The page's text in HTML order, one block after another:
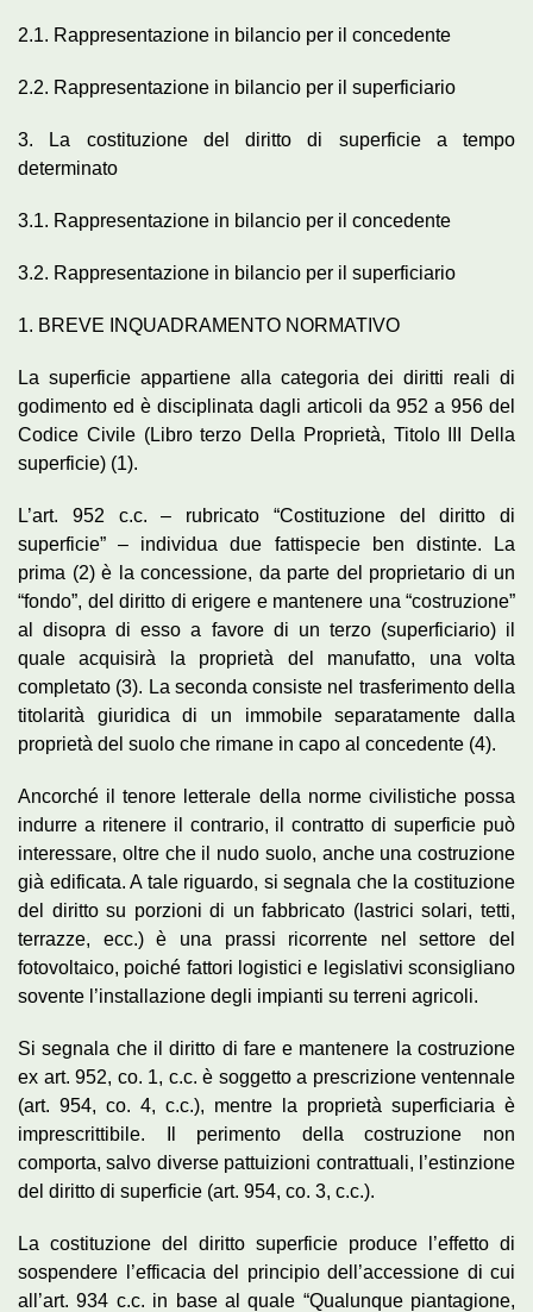
2.1. Rappresentazione in bilancio per il concedente
2.2. Rappresentazione in bilancio per il superficiario
3. La costituzione del diritto di superficie a tempo
determinato
3.1. Rappresentazione in bilancio per il concedente
3.2. Rappresentazione in bilancio per il superficiario
1. BREVE INQUADRAMENTO NORMATIVO
La superficie appartiene alla categoria dei diritti reali di
godimento ed è disciplinata dagli articoli da 952 a 956 del
Codice Civile (Libro terzo Della Proprietà, Titolo III Della
superficie) (1).
L’art. 952 c.c. – rubricato “Costituzione del diritto di
superficie” – individua due fattispecie ben distinte. La
prima (2) è la concessione, da parte del proprietario di un
“fondo”, del diritto di erigere e mantenere una “costruzione”
al disopra di esso a favore di un terzo (superficiario) il
quale acquisirà la proprietà del manufatto, una volta
completato (3). La seconda consiste nel trasferimento della
titolarità giuridica di un immobile separatamente dalla
proprietà del suolo che rimane in capo al concedente (4).
Ancorché il tenore letterale della norme civilistiche possa
indurre a ritenere il contrario, il contratto di superficie può
interessare, oltre che il nudo suolo, anche una costruzione
già edificata. A tale riguardo, si segnala che la costituzione
del diritto su porzioni di un fabbricato (lastrici solari, tetti,
terrazze, ecc.) è una prassi ricorrente nel settore del
fotovoltaico, poiché fattori logistici e legislativi sconsigliano
sovente l’installazione degli impianti su terreni agricoli.
Si segnala che il diritto di fare e mantenere la costruzione
ex art. 952, co. 1, c.c. è soggetto a prescrizione ventennale
(art. 954, co. 4, c.c.), mentre la proprietà superficiaria è
imprescrittibile. Il perimento della costruzione non
comporta, salvo diverse pattuizioni contrattuali, l’estinzione
del diritto di superficie (art. 954, co. 3, c.c.).
La costituzione del diritto superficie produce l’effetto di
sospendere l’efficacia del principio dell’accessione di cui
all’art. 934 c.c. in base al quale “Qualunque piantagione,